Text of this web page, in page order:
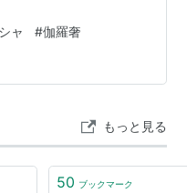
10年に父、明智光秀
）を起こしたため、
いました。 忠興は、
せました。天正12年に
ャ #伽羅奢
もっと見る
50 ブックマーク